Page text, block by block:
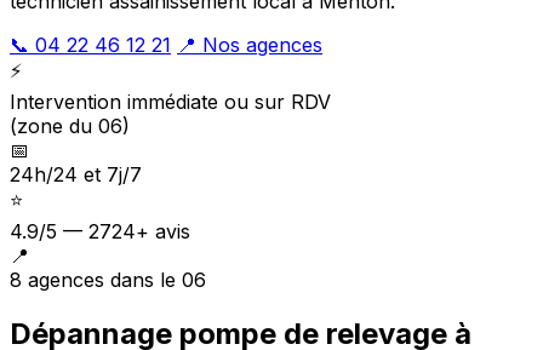
📞 04 22 46 12 21 📍 Nos agences
⚡
Intervention immédiate ou sur RDV
(zone du 06)
📅
24h/24 et 7j/7
⭐
4.9/5 — 2724+ avis
📍
8 agences dans le 06
Dépannage pompe de relevage à